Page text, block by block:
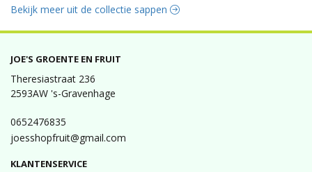
Bekijk meer uit de collectie sappen
JOE'S GROENTE EN FRUIT
Theresiastraat 236
2593AW 's-Gravenhage
0652476835
joesshopfruit@gmail.com
KLANTENSERVICE